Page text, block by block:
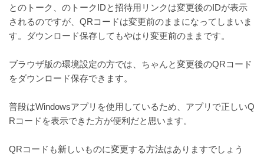
とのトーク、のトークIDと招待用リンクは変更後のIDが表示
されるのですが、QRコードは変更前のままになってしまいま
す。ダウンロード保存してもやはり変更前のままです。
ブラウザ版の環境設定の方では、ちゃんと変更後のQRコード
をダウンロード保存できます。
普段はWindowsアプリを使用しているため、アプリで正しいQ
Rコードを表示できた方が便利だと思います。
QRコードも新しいものに変更する方法はありますでしょう